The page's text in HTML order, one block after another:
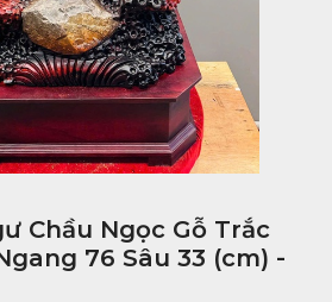
Chầu Ngọc Gỗ Trắc
76 Sâu 33 (cm) -